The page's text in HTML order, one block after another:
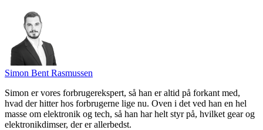
Simon Bent Rasmussen
Simon er vores forbrugerekspert, så han er altid på forkant med,
hvad der hitter hos forbrugerne lige nu. Oven i det ved han en hel
masse om elektronik og tech, så han har helt styr på, hvilket gear og
elektronikdimser, der er allerbedst.